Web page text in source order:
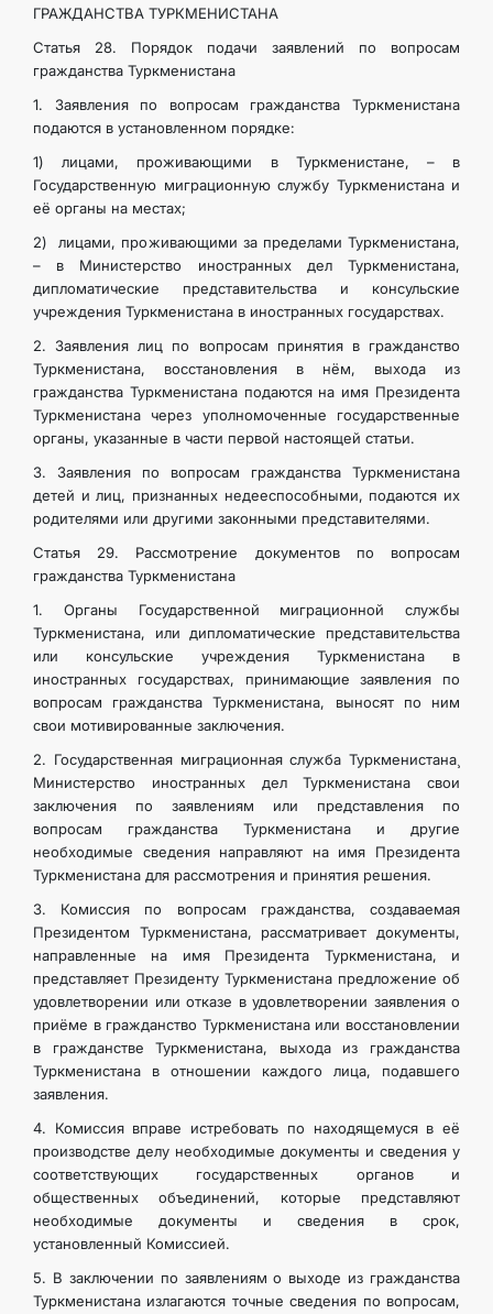
ГРАЖДАНСТВА ТУРКМЕНИСТАНА
Статья 28. Порядок подачи заявлений по вопросам
гражданства Туркменистана
1. Заявления по вопросам гражданства Туркменистана
подаются в установленном порядке:
1) лицами, проживающими в Туркменистане, – в
Государственную миграционную службу Туркменистана и
её органы на местах;
2) лицами, проживающими за пределами Туркменистана,
– в Министерство иностранных дел Туркменистана,
дипломатические представительства и консульские
учреждения Туркменистана в иностранных государствах.
2. Заявления лиц по вопросам принятия в гражданство
Туркменистана, восстановления в нём, выхода из
гражданства Туркменистана подаются на имя Президента
Туркменистана через уполномоченные государственные
органы, указанные в части первой настоящей статьи.
3. Заявления по вопросам гражданства Туркменистана
детей и лиц, признанных недееспособными, подаются их
родителями или другими законными представителями.
Статья 29. Рассмотрение документов по вопросам
гражданства Туркменистана
1. Органы Государственной миграционной службы
Туркменистана, или дипломатические представительства
или консульские учреждения Туркменистана в
иностранных государствах, принимающие заявления по
вопросам гражданства Туркменистана, выносят по ним
свои мотивированные заключения.
2. Государственная миграционная служба Туркменистана¸
Министерство иностранных дел Туркменистана свои
заключения по заявлениям или представления по
вопросам гражданства Туркменистана и другие
необходимые сведения направляют на имя Президента
Туркменистана для рассмотрения и принятия решения.
3. Комиссия по вопросам гражданства, создаваемая
Президентом Туркменистана, рассматривает документы,
направленные на имя Президента Туркменистана, и
представляет Президенту Туркменистана предложение об
удовлетворении или отказе в удовлетворении заявления о
приёме в гражданство Туркменистана или восстановлении
в гражданстве Туркменистана, выхода из гражданства
Туркменистана в отношении каждого лица, подавшего
заявления.
4. Комиссия вправе истребовать по находящемуся в её
производстве делу необходимые документы и сведения у
соответствующих государственных органов и
общественных объединений, которые представляют
необходимые документы и сведения в срок,
установленный Комиссией.
5. В заключении по заявлениям о выходе из гражданства
Туркменистана излагаются точные сведения по вопросам,